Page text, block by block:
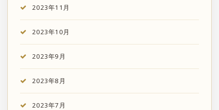
2023年11月
2023年10月
2023年9月
2023年8月
2023年7月